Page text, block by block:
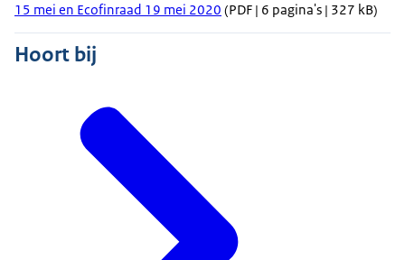
15 mei en Ecofinraad 19 mei 2020 (PDF | 6 pagina's | 327 kB)
Hoort bij